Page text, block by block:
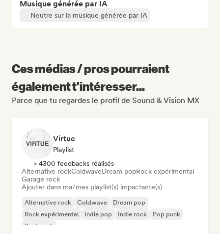
Musique générée par IA
Neutre sur la musique générée par IA
Ces médias / pros pourraient
également t'intéresser...
Parce que tu regardes le profil de Sound & Vision MX
Virtue
Playlist
> 4300 feedbacks réalisés
Alternative rockColdwaveDream popRock expérimental
Garage rock
Ajouter dans ma/mes playlist(s) impactante(s)
Alternative rock Coldwave
Dream pop
Rock expérimental
Indie pop Indie rock
Pop punk
Post punk